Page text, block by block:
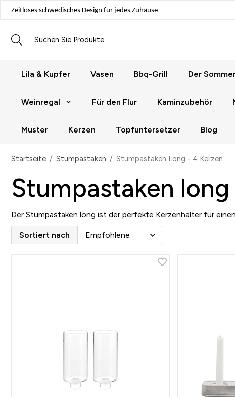
Zeitloses schwedisches Design für jedes Zuhause
Lila & Kupfer Vasen Bbq-Grill Der
Weinregal Für den Flur Kaminzubehör
Muster Kerzen Topfuntersetzer Blog
Startseite / Stumpastaken / Stumpastaken Long - 4 Kerzen
Stumpastaken
Der Stumpastaken long ist der perfekte Kerzenhalter für
Sortiert nach